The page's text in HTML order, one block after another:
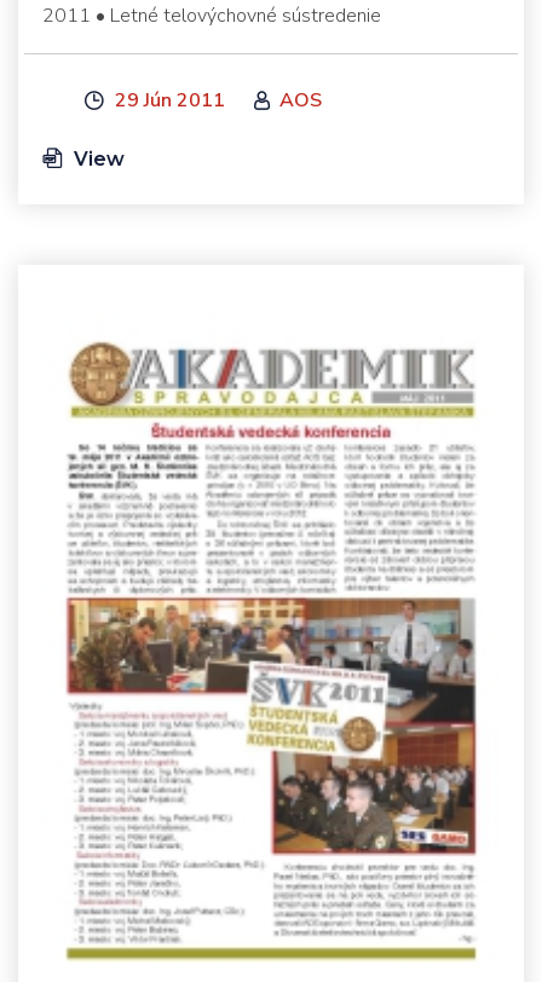
2011 • Letné telovýchovné sústredenie
29 Jún 2011 AOS
View